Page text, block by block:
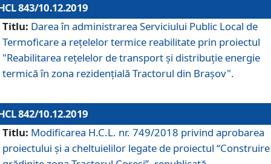
843/10.12.2019
Titlu: Darea în administrarea Serviciului Public Local de
Termoficare a rețelelor termice reabilitate prin proiectul
"Reabilitarea reţelelor de transport şi distribuţie energie
termică în zona rezidenţială Tractorul din Braşov".
842/10.12.2019
Titlu: Modificarea H.C.L. nr. 749/2018 privind aprobarea
proiectului și a cheltuielilor legate de proiectul “Construire